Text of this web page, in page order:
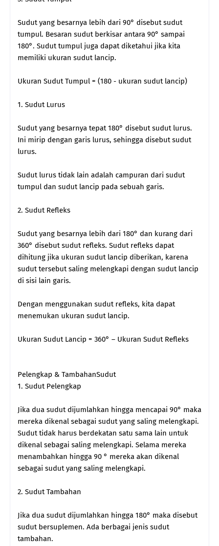
Sudut yang besarnya lebih dari 90° disebut sudut
tumpul. Besaran sudut berkisar antara 90° sampai
180°. Sudut tumpul juga dapat diketahui jika kita
memiliki ukuran sudut lancip.
Ukuran Sudut Tumpul = (180 - ukuran sudut lancip)
1. Sudut Lurus
Sudut yang besarnya tepat 180° disebut sudut lurus.
Ini mirip dengan garis lurus, sehingga disebut sudut
lurus.
Sudut lurus tidak lain adalah campuran dari sudut
tumpul dan sudut lancip pada sebuah garis.
2. Sudut Refleks
Sudut yang besarnya lebih dari 180° dan kurang dari
360° disebut sudut refleks. Sudut refleks dapat
dihitung jika ukuran sudut lancip diberikan, karena
sudut tersebut saling melengkapi dengan sudut lancip
di sisi lain garis.
Dengan menggunakan sudut refleks, kita dapat
menemukan ukuran sudut lancip.
Ukuran Sudut Lancip = 360° – Ukuran Sudut Refleks
Pelengkap & TambahanSudut
1. Sudut Pelengkap
Jika dua sudut dijumlahkan hingga mencapai 90° maka
mereka dikenal sebagai sudut yang saling melengkapi.
Sudut tidak harus berdekatan satu sama lain untuk
dikenal sebagai saling melengkapi. Selama mereka
menambahkan hingga 90 ° mereka akan dikenal
sebagai sudut yang saling melengkapi.
2. Sudut Tambahan
Jika dua sudut dijumlahkan hingga 180° maka disebut
sudut bersuplemen. Ada berbagai jenis sudut
tambahan.